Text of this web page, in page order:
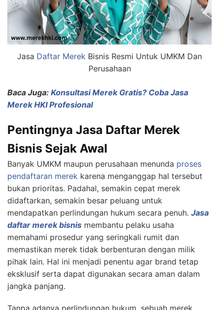
Jasa Daftar Merek Bisnis Resmi Untuk UMKM Dan
Perusahaan
Baca Juga: Konsultasi Merek Gratis? Coba Jasa
Merek HKI Profesional
Pentingnya Jasa Daftar Merek
Bisnis Sejak Awal
Banyak UMKM maupun perusahaan menunda proses
pendaftaran merek karena menganggap hal tersebut
bukan prioritas. Padahal, semakin cepat merek
didaftarkan, semakin besar peluang untuk
mendapatkan perlindungan hukum secara penuh. Jasa
daftar merek bisnis membantu pelaku usaha
memahami prosedur yang seringkali rumit dan
memastikan merek tidak berbenturan dengan milik
pihak lain. Hal ini menjadi penentu agar brand tetap
eksklusif serta dapat digunakan secara aman dalam
jangka panjang.